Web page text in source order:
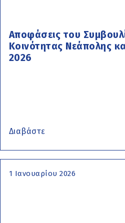
Αποφάσεις του
Κοινότητας Νεάπολης
2026
Διαβάστε
1 Ιανουαρίου 2026